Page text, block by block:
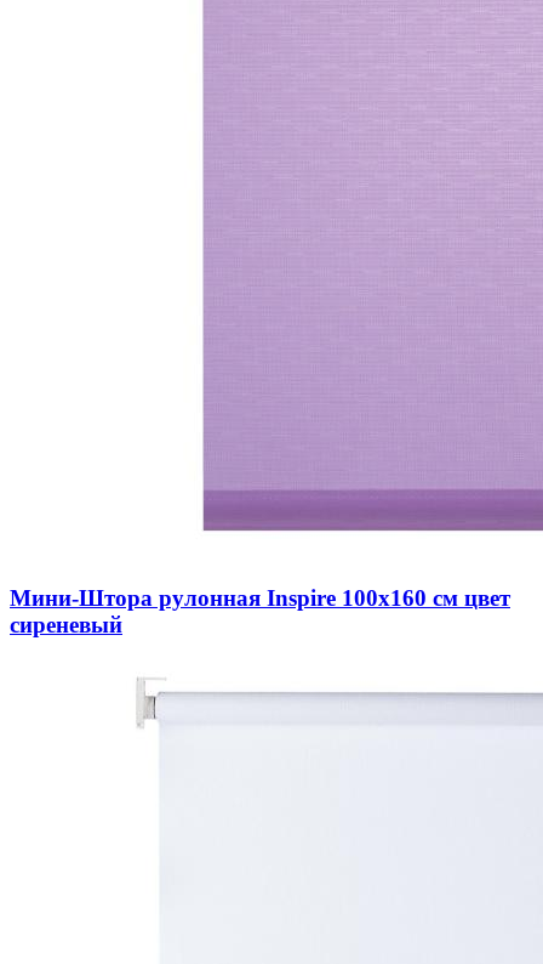
Мини-Штора рулонная Inspire 100х160 см цвет
сиреневый